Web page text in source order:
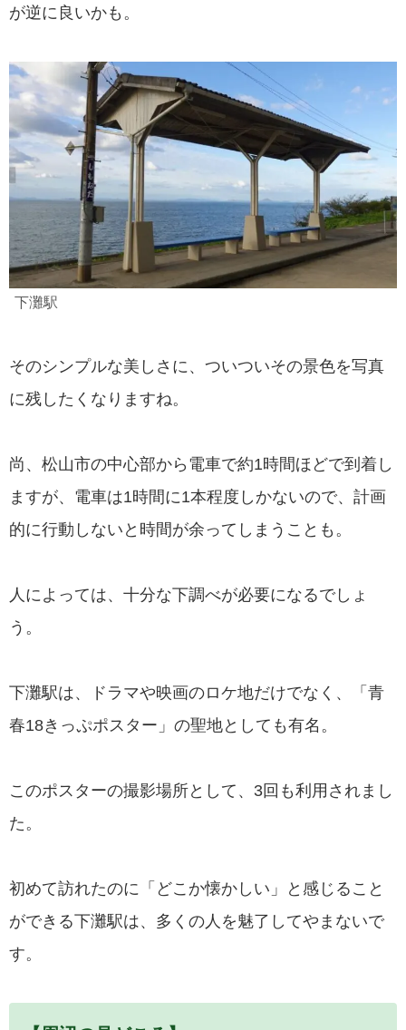
が逆に良いかも。
下灘駅
そのシンプルな美しさに、ついついその景色を写真
に残したくなりますね。
尚、松山市の中心部から電車で約1時間ほどで到着し
ますが、電車は1時間に1本程度しかないので、計画
的に行動しないと時間が余ってしまうことも。
人によっては、十分な下調べが必要になるでしょ
う。
下灘駅は、ドラマや映画のロケ地だけでなく、「青
春18きっぷポスター」の聖地としても有名。
このポスターの撮影場所として、3回も利用されまし
た。
初めて訪れたのに「どこか懐かしい」と感じること
ができる下灘駅は、多くの人を魅了してやまないで
す。